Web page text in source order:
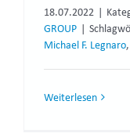
18.07.2022 |
GROUP |
Michael F. Legnaro,
Weiterlesen